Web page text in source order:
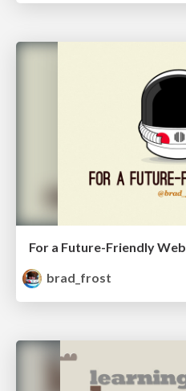
For a Future-Friendly Web
brad_frost